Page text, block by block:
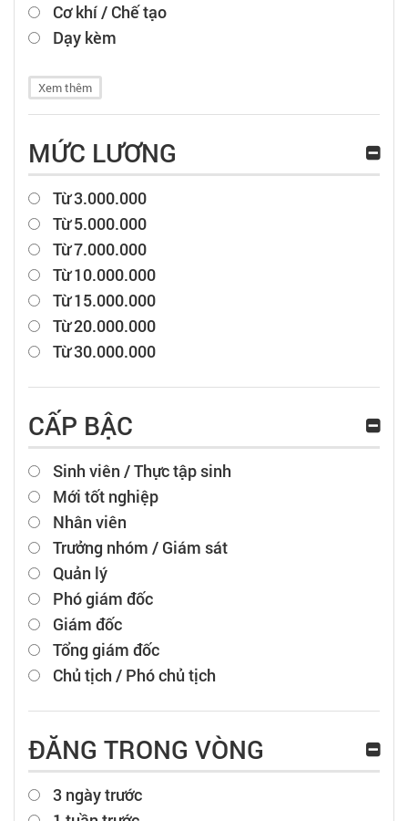
Cơ khí / Chế tạo
Dạy kèm
Xem thêm
MỨC LƯƠNG
Từ 3.000.000
Từ 5.000.000
Từ 7.000.000
Từ 10.000.000
Từ 15.000.000
Từ 20.000.000
Từ 30.000.000
CẤP BẬC
Sinh viên / Thực tập sinh
Mới tốt nghiệp
Nhân viên
Trưởng nhóm / Giám sát
Quản lý
Phó giám đốc
Giám đốc
Tổng giám đốc
Chủ tịch / Phó chủ tịch
ĐĂNG TRONG VÒNG
3 ngày trước